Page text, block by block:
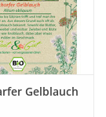
Gelblauch